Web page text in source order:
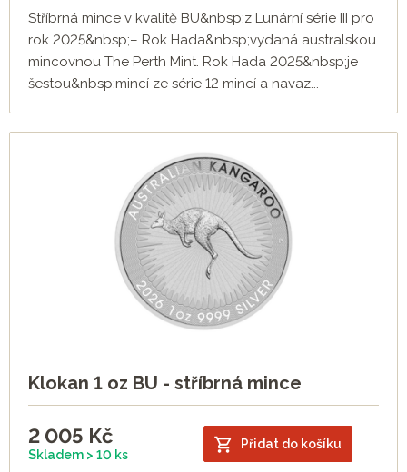
Stříbrná mince v kvalitě BU&nbsp;z Lunární série III pro
rok 2025&nbsp;– Rok Hada&nbsp;vydaná australskou
mincovnou The Perth Mint. Rok Hada 2025&nbsp;je
šestou&nbsp;mincí ze série 12 mincí a navaz...
Klokan 1 oz BU - stříbrná mince
2 005 Kč
Skladem > 10 ks
Přidat do košíku